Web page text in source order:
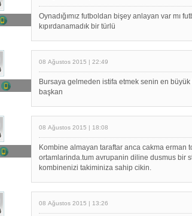
Oynadığımız futboldan bişey anlayan var mı
kıpırdanamadık bir türlü
08 Ağustos 2015 | 22:49
Bursaya gelmeden istifa etmek senin en
başkan
08 Ağustos 2015 | 18:08
Kombine almayan taraftar anca cakma erman
ortamlarinda.tum avrupanin diline dusmus bir
kombinenizi takiminiza sahip cikin.
08 Ağustos 2015 | 13:26